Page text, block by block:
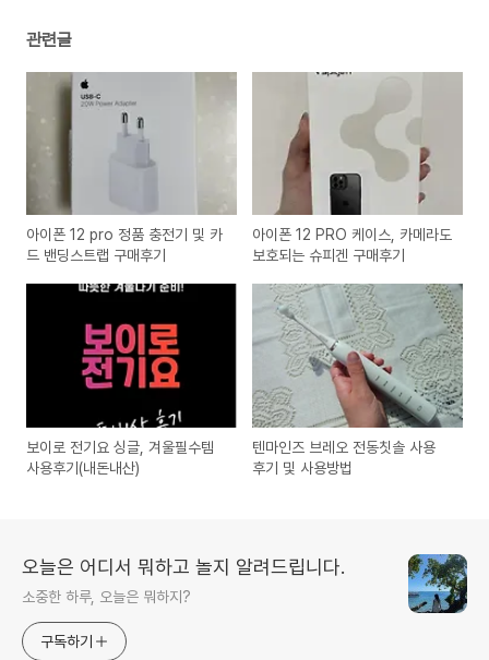
관련글
아이폰 12 pro 정품 충전기 및 카
드 밴딩스트랩 구매후기
아이폰 12 PRO 케이스, 카메라도
보호되는 슈피겐 구매후기
보이로 전기요 싱글, 겨울필수템
사용후기(내돈내산)
텐마인즈 브레오 전동칫솔 사용
후기 및 사용방법
오늘은 어디서 뭐하고 놀지 알려드립니다.
소중한 하루, 오늘은 뭐하지?
구독하기